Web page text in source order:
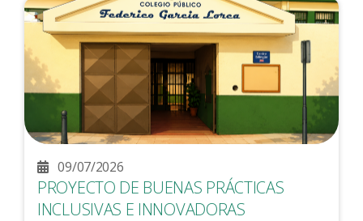
09/07/2026
PROYECTO DE BUENAS PRÁCTICAS
INCLUSIVAS E INNOVADORAS